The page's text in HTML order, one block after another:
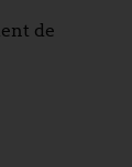
de